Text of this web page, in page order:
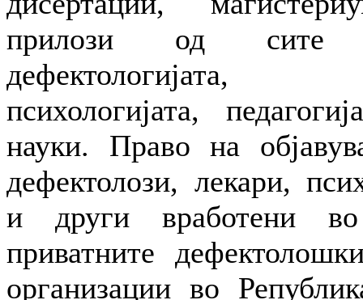
прилози од сите
дефектологијата,
психологијата,
науки. Право на
дефектолози, лекари,
и други вработени
приватните
организации во